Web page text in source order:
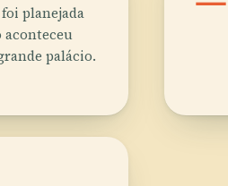
planejada
aconteceu
palácio.